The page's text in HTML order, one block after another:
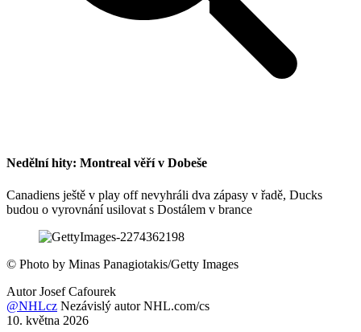
Nedělní hity: Montreal věří v Dobeše
Canadiens ještě v play off nevyhráli dva zápasy v řadě, Ducks
budou o vyrovnání usilovat s Dostálem v brance
© Photo by Minas Panagiotakis/Getty Images
Autor Josef Cafourek
@NHLcz Nezávislý autor NHL.com/cs
10. května 2026